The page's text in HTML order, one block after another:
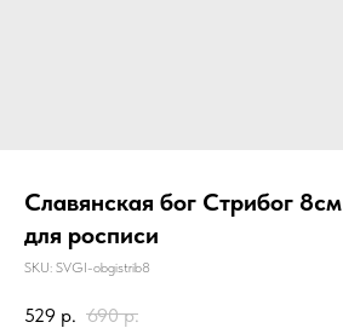
Славянская бог Стрибог
для росписи
SKU: SVGI-obgistrib8
529 р. 690 р.